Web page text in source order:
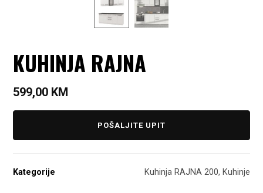
KUHINJA RAJNA
599,00 KM
POŠALJITE UPIT
Kategorije Kuhinja RAJNA 200, Kuhinje